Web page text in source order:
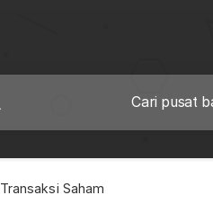
Transaksi Saham